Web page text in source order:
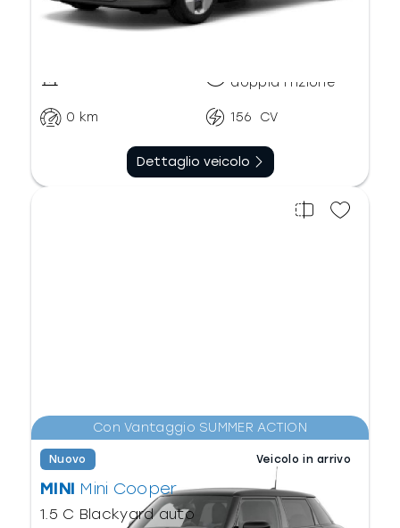
doppia frizione
0 km 156 CV
Dettaglio veicolo
Con Vantaggio SUMMER ACTION
Nuovo Veicolo in arrivo
MINI Mini Cooper
1.5 C Blackyard auto